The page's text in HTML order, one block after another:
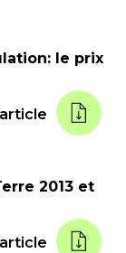
le prix
2013 et